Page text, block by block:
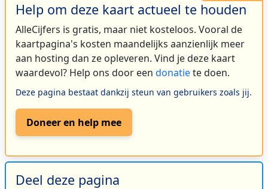
Help om deze kaart actueel te houden
AlleCijfers is gratis, maar niet kosteloos. Vooral de
kaartpagina's kosten maandelijks aanzienlijk meer
aan hosting dan ze opleveren. Vind je deze kaart
waardevol? Help ons door een donatiete doen.
Deze pagina bestaat dankzij steun van gebruikers zoals jij.
Doneer en help mee
Deel deze pagina